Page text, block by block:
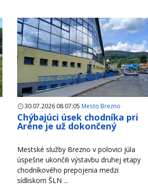
30.07.2026 08:07:05 Mesto Brezno
Chýbajúci úsek chodníka pri
Aréne je už dokončený
Mestské služby Brezno v polovici júla
úspešne ukončili výstavbu druhej etapy
chodníkového prepojenia medzi
sídliskom ŠLN ...